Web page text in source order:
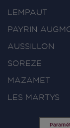
LEMPAUT
PAYRIN
AUSSILLON
SOREZE
MAZAMET
LES MARTYS